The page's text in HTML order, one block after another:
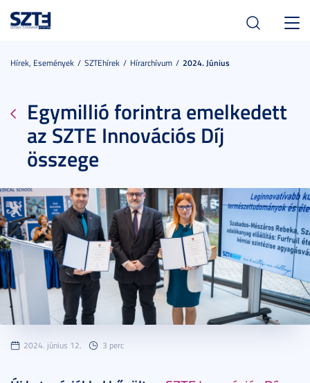
Hírek, Események SZTEhírek Hírarchívum 2024. Június
Egymillió forintra emelkedett
az SZTE Innovációs Díj
összege
2024. június 12. 3 perc